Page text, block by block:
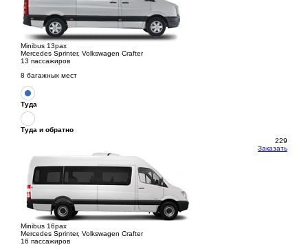
Minibus 13pax
Mercedes Sprinter, Volkswagen Crafter
13 пассажиров
8 багажных мест
Туда
Туда и обратно
229
Заказать
Minibus 16pax
Mercedes Sprinter, Volkswagen Crafter
16 пассажиров